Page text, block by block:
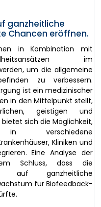
ganzheitliche
Chancen eröffnen.
in Kombination mit
im
um die allgemeine
zu verbessern.
ist ein medizinischer
in den Mittelpunkt stellt,
geistigen und
sich die Möglichkeit,
verschiedene
Kliniken und
Eine Analyse der
Schluss, dass die
auf ganzheitliche
für Biofeedback-